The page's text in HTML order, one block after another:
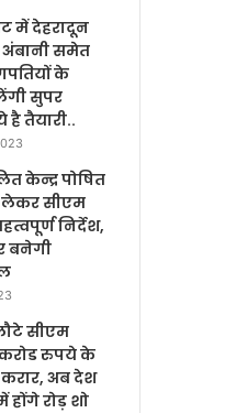
में देहरादून
अंबानी समेत
के
सुपर
है तैयारी..
केन्द्र पोषित
सीएम
निर्देश,
बनेगी
सीएम
करोड रुपये के
करार, अब देश
होंगे रोड़ शो